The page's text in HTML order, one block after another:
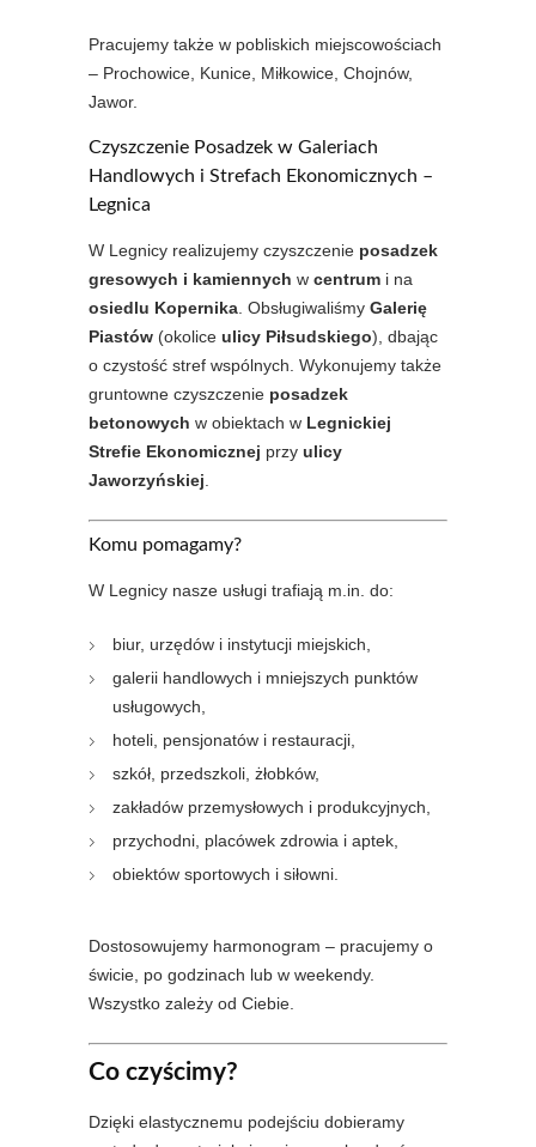
Pracujemy także w pobliskich miejscowościach
– Prochowice, Kunice, Miłkowice, Chojnów,
Jawor.
Czyszczenie Posadzek w Galeriach
Handlowych i Strefach Ekonomicznych –
Legnica
W Legnicy realizujemy czyszczenie posadzek
gresowych i kamiennych w centrum i na
osiedlu Kopernika . Obsługiwaliśmy Galerię
Piastów (okolice ulicy Piłsudskiego), dbając
o czystość stref wspólnych. Wykonujemy także
gruntowne czyszczenie posadzek
betonowych w obiektach w Legnickiej
Strefie Ekonomicznej przy ulicy
Jaworzyńskiej
Komu pomagamy?
W Legnicy nasze usługi trafiają m.in. do:
biur, urzędów i instytucji miejskich,
galerii handlowych i mniejszych punktów
usługowych,
hoteli, pensjonatów i restauracji,
szkół, przedszkoli, żłobków,
zakładów przemysłowych i produkcyjnych,
przychodni, placówek zdrowia i aptek,
obiektów sportowych i siłowni.
Dostosowujemy harmonogram – pracujemy o
świcie, po godzinach lub w weekendy.
Wszystko zależy od Ciebie.
Co czyścimy?
Dzięki elastycznemu podejściu dobieramy